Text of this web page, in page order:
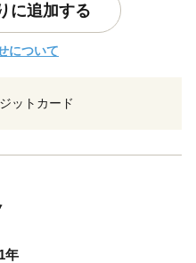
に追加する
について
ットカード
年